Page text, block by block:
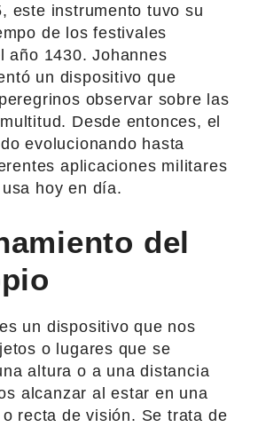
este instrumento tuvo su
de los festivales
año 1430. Johannes
un dispositivo que
observar sobre las
Desde entonces, el
evolucionando hasta
aplicaciones militares
hoy en día.
del
un dispositivo que nos
o lugares que se
altura o a una distancia
alcanzar al estar en una
recta de visión. Se trata de